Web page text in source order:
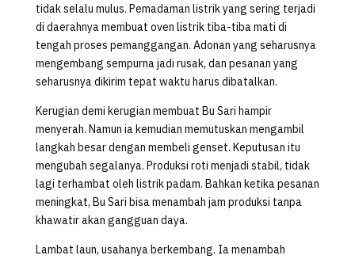
tidak selalu mulus. Pemadaman listrik yang sering terjadi
di daerahnya membuat oven listrik tiba-tiba mati di
tengah proses pemanggangan. Adonan yang seharusnya
mengembang sempurna jadi rusak, dan pesanan yang
seharusnya dikirim tepat waktu harus dibatalkan.
Kerugian demi kerugian membuat Bu Sari hampir
menyerah. Namun ia kemudian memutuskan mengambil
langkah besar dengan membeli genset. Keputusan itu
mengubah segalanya. Produksi roti menjadi stabil, tidak
lagi terhambat oleh listrik padam. Bahkan ketika pesanan
meningkat, Bu Sari bisa menambah jam produksi tanpa
khawatir akan gangguan daya.
Lambat laun, usahanya berkembang. Ia menambah